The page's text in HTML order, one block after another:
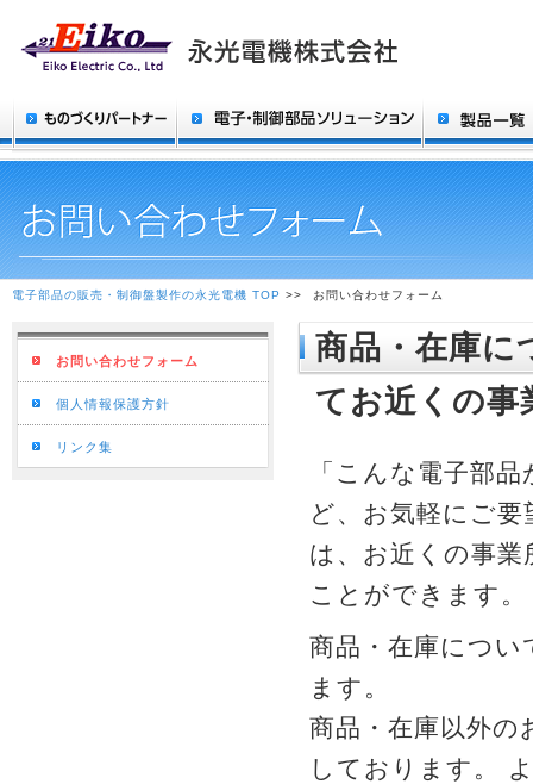
電子部品の販売・制御盤製作の永光電機 TOP >> お問い合わせフォーム
お問い合わせフォーム
個人情報保護方針
リンク集
商品・在庫に
てお近くの事
「こんな電子部
ど、お気軽にご
は、お近くの事
ことができます。
商品・在庫につ
ます。
商品・在庫以外の
しております。